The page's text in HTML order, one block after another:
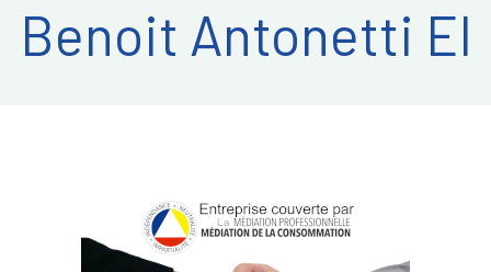
Benoit Antonetti EI